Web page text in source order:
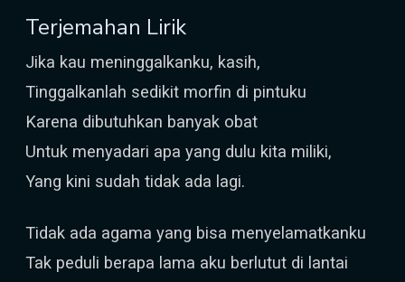
Terjemahan Lirik
Jika kau meninggalkanku, kasih,
Tinggalkanlah sedikit morfin di pintuku
Karena dibutuhkan banyak obat
Untuk menyadari apa yang dulu kita miliki,
Yang kini sudah tidak ada lagi.
Tidak ada agama yang bisa menyelamatkanku
Tak peduli berapa lama aku berlutut di lantai